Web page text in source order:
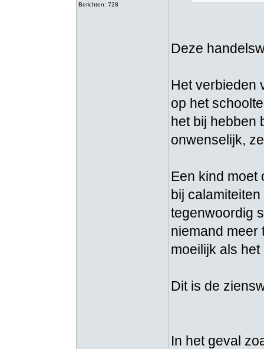
Berichten: 728
Deze
Het verbieden
op het
het bij hebben
onwenselijk,
Een kind moet
bij
tegenwoordig
niemand meer
moeilijk als
Dit is de
In het geval